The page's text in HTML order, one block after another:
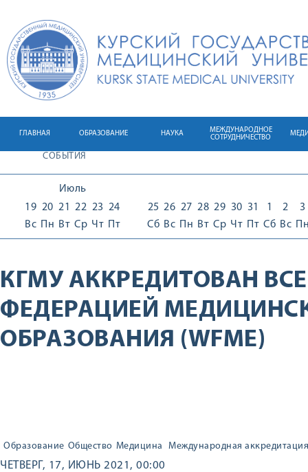
ГЛАВНАЯ ОБРАЗОВАНИЕ НАУКА
МЕЖДУНАРОДНОЕ
СОТРУДНИЧЕСТВО
СОБЫТИЯ
Июль
19
Вс
20
Пн
21
Вт
22
Ср
23
Чт
24
Пт
25
Сб
26
Вс
27
Пн
28
Вт
29
Ср
30
Чт
31
Пт
1
Сб
2
Вс
3
КГМУ АККРЕДИТОВАН
ФЕДЕРАЦИЕЙ
ОБРАЗОВАНИЯ (WFME)
Образование Общество Медицина Международная аккредитация
ЧЕТВЕРГ, 17, ИЮНЬ 2021, 00:00